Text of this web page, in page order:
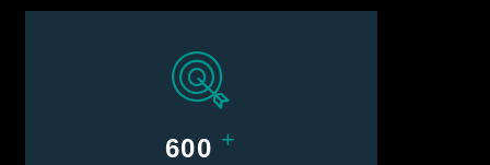
600 +